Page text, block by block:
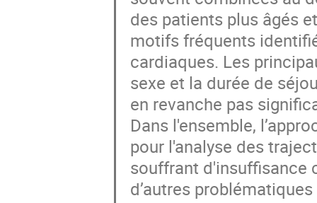
des patients plus âgés
motifs fréquents
cardiaques. Les
sexe et la durée de
en revanche pas
Dans l'ensemble,
pour l'analyse des
souffrant d'insuffisance
d’autres